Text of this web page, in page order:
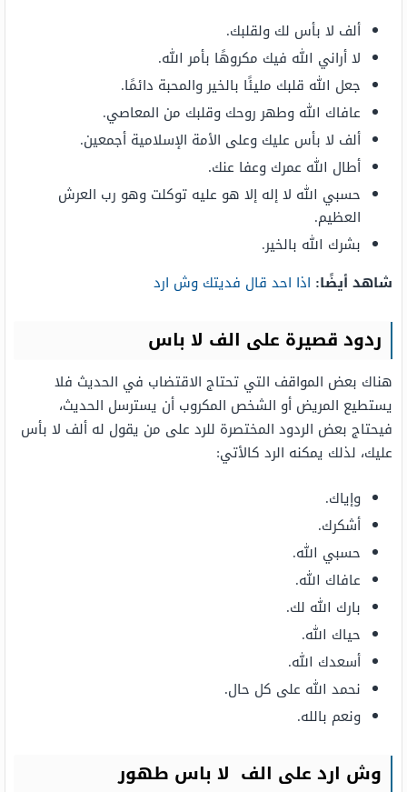
ألف لا بأس لك ولقلبك.
لا أراني الله فيك مكروهًا بأمر الله.
جعل الله قلبك مليئًا بالخير والمحبة دائمًا.
عافاك الله وطهر روحك وقلبك من المعاصي.
ألف لا بأس عليك وعلى الأمة الإسلامية أجمعين.
أطال الله عمرك وعفا عنك.
حسبي الله لا إله إلا هو عليه توكلت وهو رب العرش
العظيم.
بشرك الله بالخير.
شاهد أيضًا: اذا احد قال فديتك وش ارد
ردود قصيرة على الف لا باس
هناك بعض المواقف التي تحتاج الاقتضاب في الحديث فلا
يستطيع المريض أو الشخص المكروب أن يسترسل الحديث،
فيحتاج بعض الردود المختصرة للرد على من يقول له ألف لا بأس
عليك، لذلك يمكنه الرد كالأتي:
وإياك.
أشكرك.
حسبي الله.
عافاك الله.
بارك الله لك.
حياك الله.
أسعدك الله.
نحمد الله على كل حال.
ونعم بالله.
وش ارد على الف لا باس طهور